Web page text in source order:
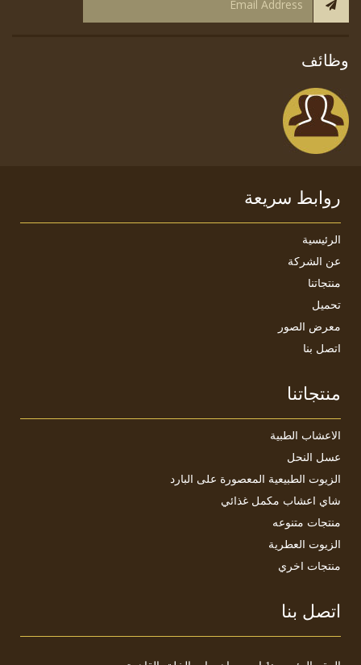
وظائف
روابط سريعة
الرئيسية
عن الشركة
منتجاتنا
تحميل
معرض الصور
اتصل بنا
منتجاتنا
الأعشاب الطبية
عسل النحل
الزيوت الطبيعية المعصورة على البارد
شاي أعشاب مكمل غذائي
منتجات متنوعه
الزيوت العطرية
منتجات اخري
اتصل بنا